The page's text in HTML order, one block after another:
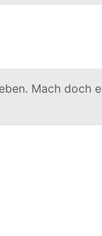
Mach doch